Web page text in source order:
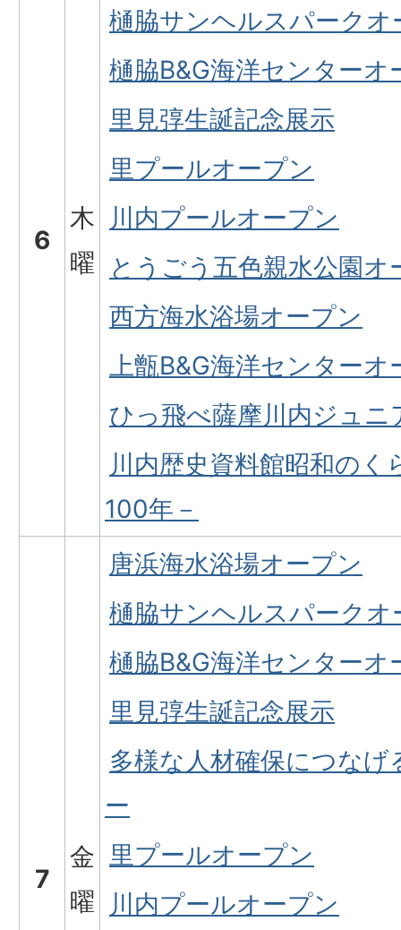
6
木
曜
樋脇サンヘルスパークオ
樋脇B&G海洋センターオ
里見弴生誕記念展示
里プールオープン
川内プールオープン
とうごう五色親水公園オ
西方海水浴場オープン
上甑B&G海洋センターオ
ひっ飛べ薩摩川内ジュニ
川内歴史資料館昭和のく
100年－
7
金
曜
唐浜海水浴場オープン
樋脇サンヘルスパークオ
樋脇B&G海洋センターオ
里見弴生誕記念展示
多様な人材確保につな
ー
里プールオープン
川内プールオープン